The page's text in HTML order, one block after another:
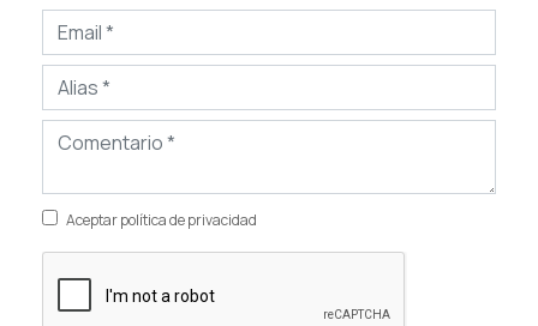
Aceptar política de privacidad